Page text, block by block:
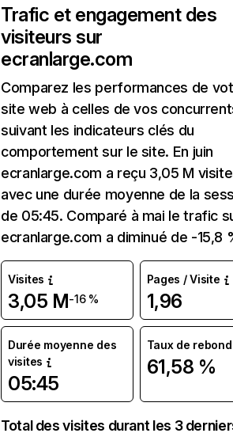
Trafic et engagement des
visiteurs sur
ecranlarge.com
Comparez les performances de
site web à celles de vos
suivant les indicateurs clés du
comportement sur le site. En juin
ecranlarge.com a reçu 3,05 M
avec une durée moyenne de la
de 05:45. Comparé à mai le trafic
ecranlarge.com a diminué de -15,8
Visites
3,05 M-16 %
Pages / Visite
1,96
Durée moyenne des
visites
05:45
Taux de rebond
61,58 %
Total des visites durant les 3